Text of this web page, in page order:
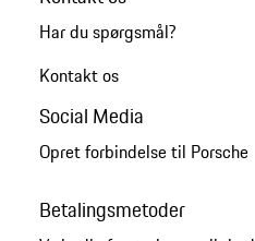
Har du spørgsmål?
Kontakt os
Social Media
Opret forbindelse til Porsche
Betalingsmetoder